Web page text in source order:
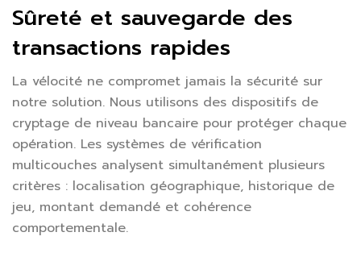
Sûreté et sauvegarde des
transactions rapides
La vélocité ne compromet jamais la sécurité sur
notre solution. Nous utilisons des dispositifs de
cryptage de niveau bancaire pour protéger chaque
opération. Les systèmes de vérification
multicouches analysent simultanément plusieurs
critères : localisation géographique, historique de
jeu, montant demandé et cohérence
comportementale.